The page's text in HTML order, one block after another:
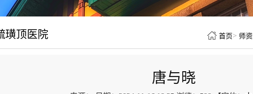
璜顶医院 首页 > 师
唐与晓